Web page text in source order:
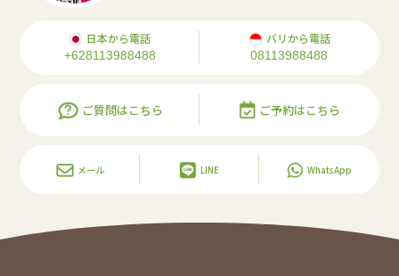
日本から電話
+628113988488
バリから電話
08113988488
ご質問はこちら ご予約はこちら
メール LINE WhatsApp